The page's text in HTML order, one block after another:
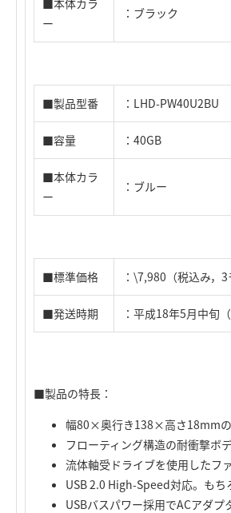
■本体カラ
ー
：ブラック
■製品型番 ：LHD-PW40U2BU
■容量 ：40GB
■本体カラ
ー
：ブルー
■標準価格 ：\7,980（税込み，3
■発送時期 ：平成18年5月中旬
■製品の特長：
幅80×奥行き138×高さ18mmの
フローティング構造の耐衝撃ボデ
流体軸受ドライブを使用したフ
USB 2.0 High-Speed対応。も
USBバスパワー採用でACアダプ